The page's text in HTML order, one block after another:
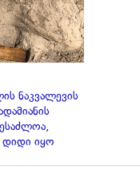
ნაკვალევის
დიდი იყო